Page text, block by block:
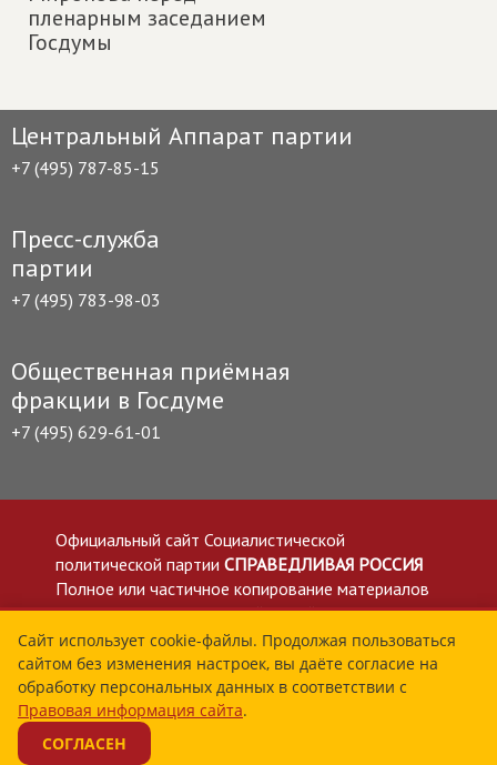
пленарным заседанием
Госдумы
Центральный Аппарат партии
+7 (495) 787-85-15
Пресс-служба
партии
+7 (495) 783-98-03
Общественная приёмная
фракции в Госдуме
+7 (495) 629-61-01
Официальный сайт Социалистической
политической партии СПРАВЕДЛИВАЯ РОССИЯ
Полное или частичное копирование материалов
приветствуется со ссылкой на сайт spravedlivo.ru
Политика в отношении обработки персональных
данных
Все материалы сайта spravedlivo.ru доступны по
лицензии Creative Commons Attribution 4.0 International
Сайт использует cookie-файлы. Продолжая пользоваться
сайтом без изменения настроек, вы даёте согласие на
обработку персональных данных в соответствии с
Правовая информация сайта.
СОГЛАСЕН